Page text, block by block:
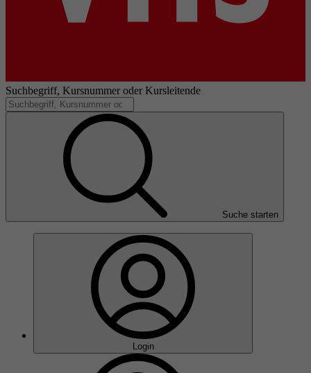
Suchbegriff, Kursnummer oder Kursleitende
Suche starten
Login